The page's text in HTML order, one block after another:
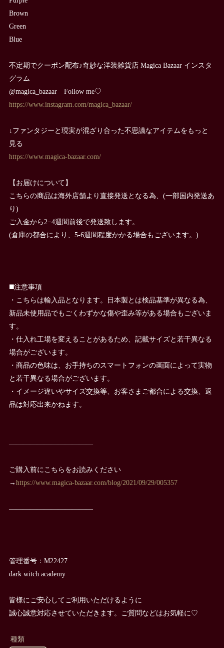
Brown
Green
Blue
不定期でクーポン配布♪奇妙な洋装雑貨店 Magica Bazaar インスタ
グラム
@magica_bazaar Follow me♡
https://www.instagram.com/magica_bazaar/
↓ファンタジーと現実が混ざり合った不思議なアイテムをもっと
見る
https://www.magica-bazaar.com/
【お届けについて】
こちらの商品は海外店舗より直接発送となる為、(一部国内発送あ
り)
ご入金から2−4週間前後で発送致します。
(倉庫の都合により、5-6週間程度かかる場合もございます。)
◼️注意事項
・こちらは輸入品となります。日本製とは検品基準が異なる為、
新品未使用品でもごくわずかな傷や歪み等がある場合もございま
す。
・仕入れ工場を変えることがあるため、記載サイズと若干異なる
場合がございます。
・商品の色味は、お手持ちのスマートフォンの画面によって実物
と若干異なる場合がございます。
・イメージ違いやサイズ交換等、お客さまご都合による交換、返
品は対応出来かねます。
————————————
ご購入前にこちらをお読みください
→https://www.magica-bazaar.com/blog/2021/09/29/005357
————————————
管理番号：M22427
dark witch academy
皆様にご安心してご利用いただけるように
誠心誠意対応させていただきます。ご質問などはお気軽に♡
種類